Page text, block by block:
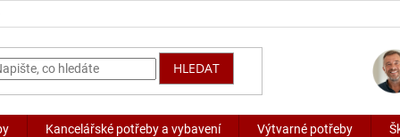
HLEDAT
Kancelářské potřeby a vybavení Výtvarné potřeby